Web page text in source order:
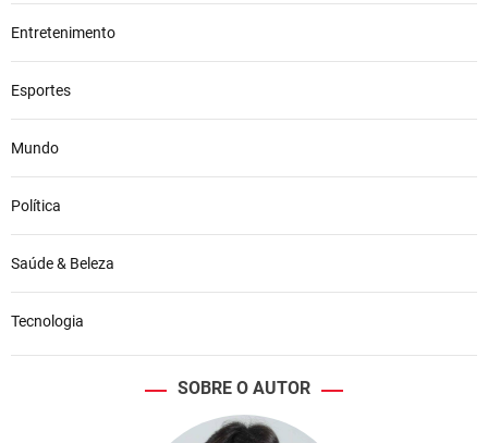
Entretenimento
Esportes
Mundo
Política
Saúde & Beleza
Tecnologia
SOBRE O AUTOR